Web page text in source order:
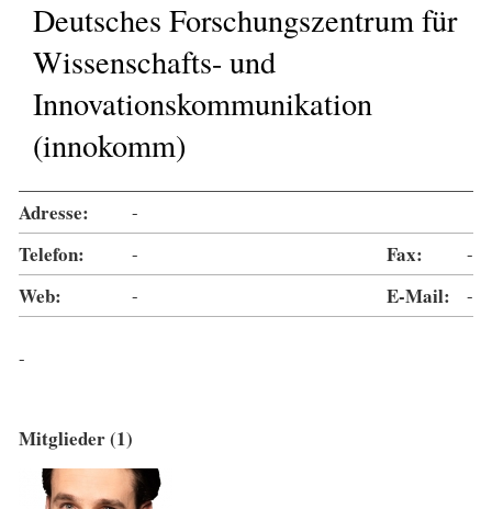
Deutsches Forschungszentrum für
Wissenschafts- und
Innovationskommunikation
(innokomm)
Adresse: -
Telefon: - Fax: -
Web: - E-Mail: -
-
Mitglieder (1)